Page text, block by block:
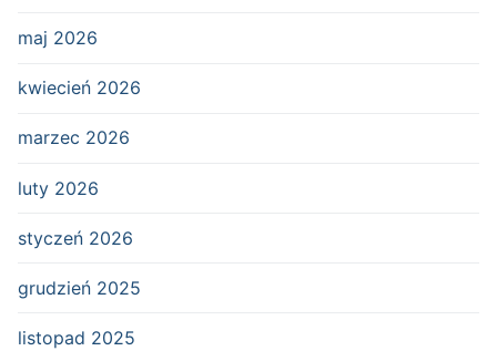
maj 2026
kwiecień 2026
marzec 2026
luty 2026
styczeń 2026
grudzień 2025
listopad 2025